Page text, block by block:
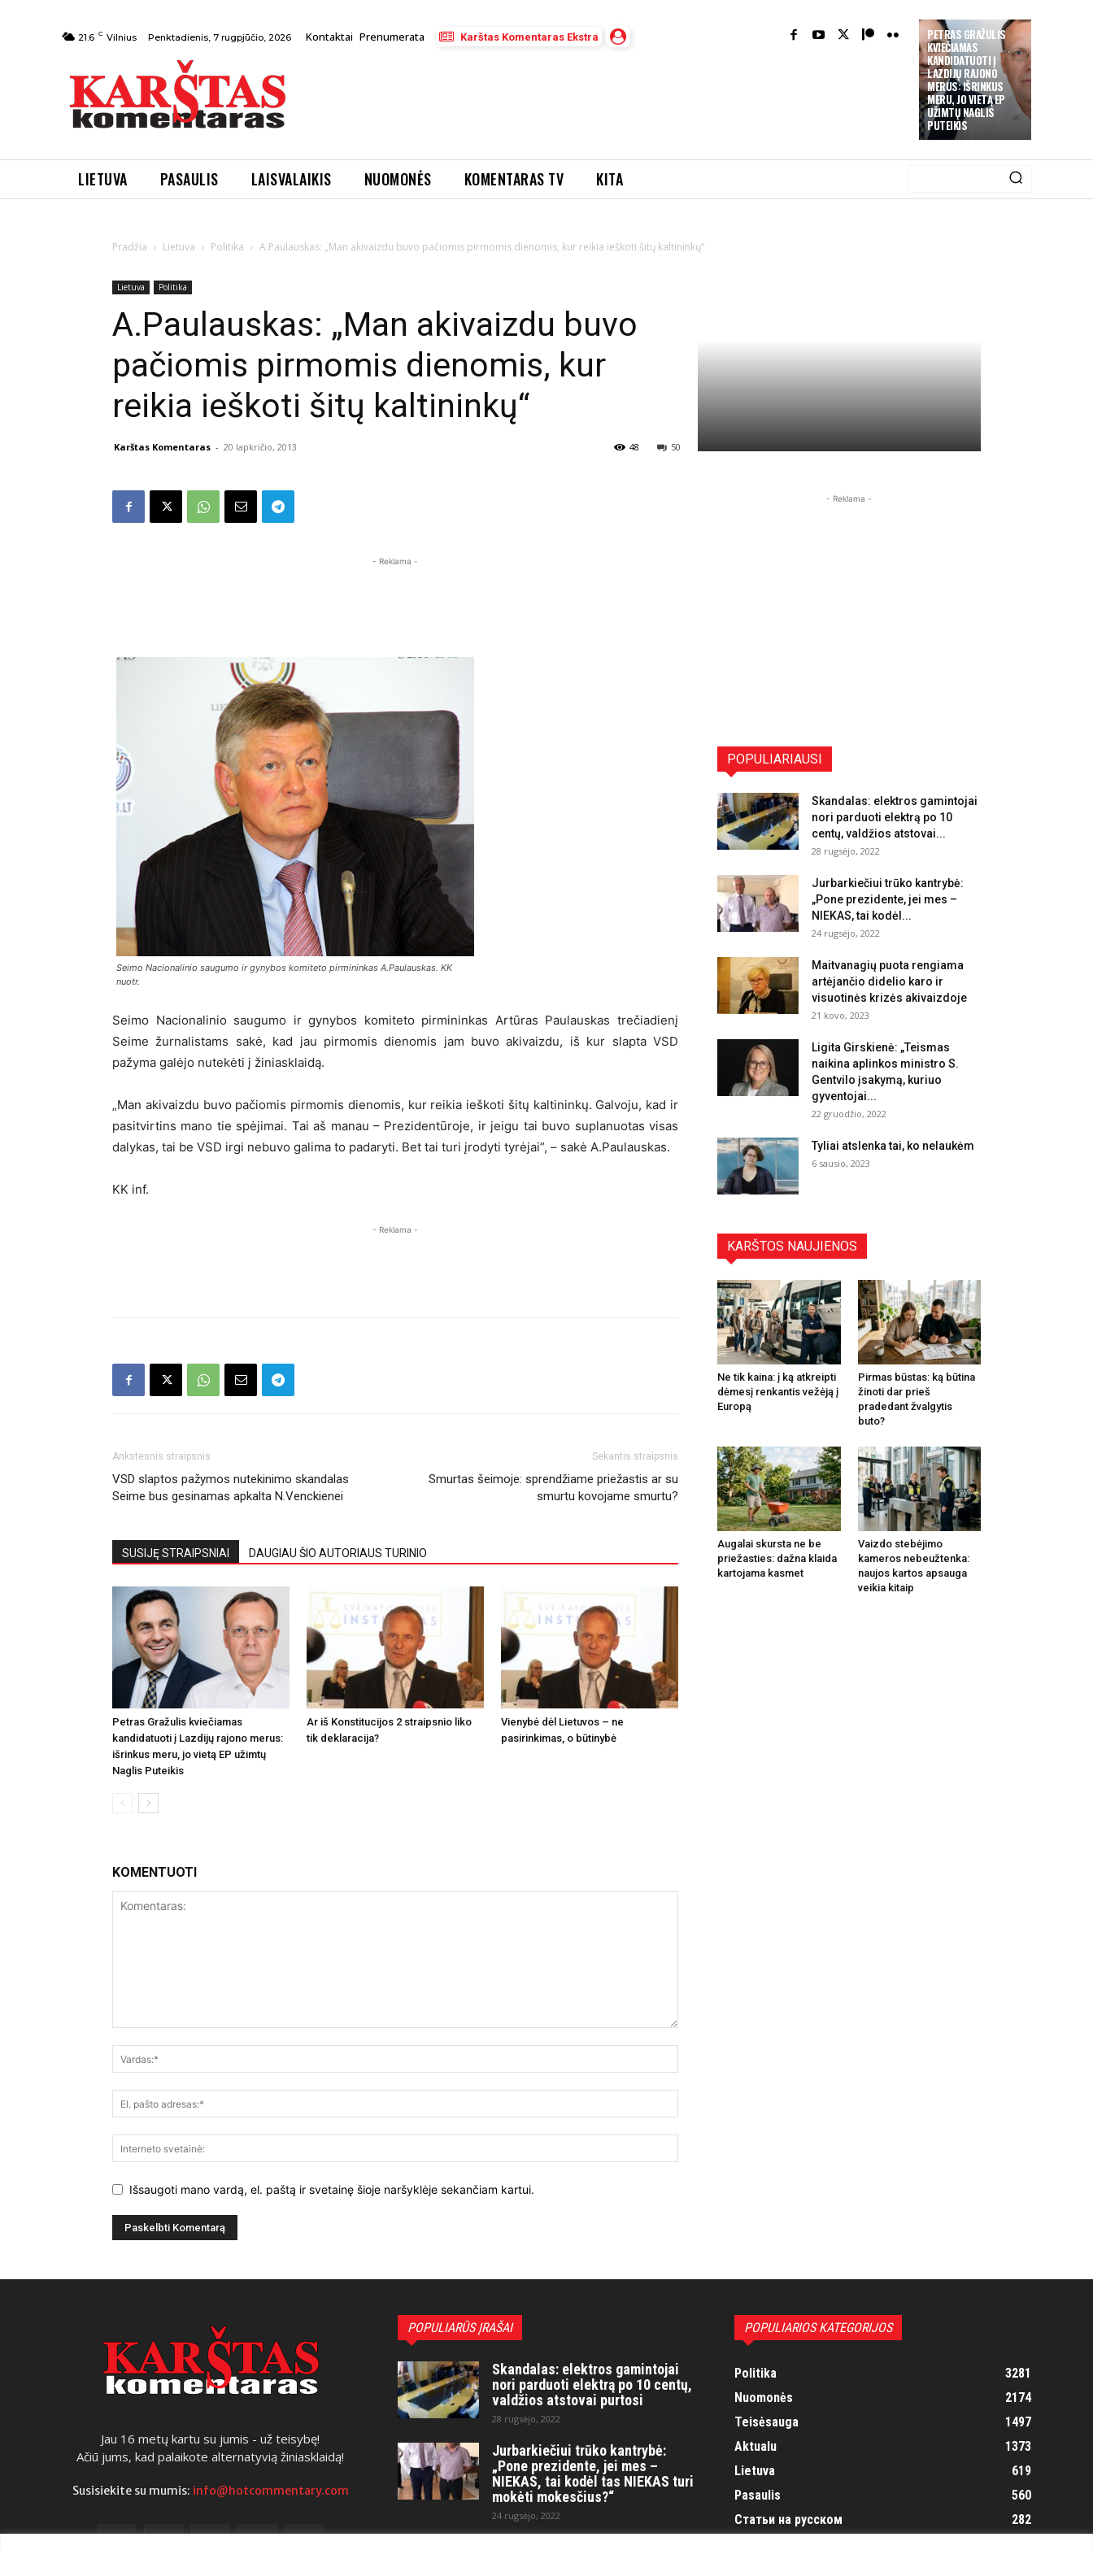
PETRAS GRAŽULIS
KVIEČIAMAS
KANDIDATUOTI Į
LAZDIJŲ RAJONO
MERUS: IŠRINKUS
MERU, JO VIETĄ EP
UŽIMTŲ NAGLIS
PUTEIKIS
21.6 C Vilnius Penktadienis, 7 rugpjūčio, 2026 Kontaktai Prenumerata Karštas Komentaras Ekstra
LIETUVA PASAULIS LAISVALAIKIS NUOMONĖS KOMENTARAS TV KITA
Pradžia Lietuva Politika A.Paulauskas: „Man akivaizdu buvo pačiomis pirmomis dienomis, kur reikia ieškoti šitų kaltininkų“
Lietuva Politika
A.Paulauskas: „Man akivaizdu buvo
pačiomis pirmomis dienomis, kur
reikia ieškoti šitų kaltininkų“
Karštas Komentaras - 20 lapkričio, 2013 50
48
- Reklama -
Seimo Nacionalinio saugumo ir gynybos komiteto pirmininkas A.Paulauskas. KK
nuotr.
Seimo Nacionalinio saugumo ir gynybos komiteto pirmininkas Artūras Paulauskas trečiadienį
Seime žurnalistams sakė, kad jau pirmomis dienomis jam buvo akivaizdu, iš kur slapta VSD
pažyma galėjo nutekėti į žiniasklaidą.
„Man akivaizdu buvo pačiomis pirmomis dienomis, kur reikia ieškoti šitų kaltininkų. Galvoju, kad ir
pasitvirtins mano tie spėjimai. Tai aš manau – Prezidentūroje, ir jeigu tai buvo suplanuotas visas
dalykas, tai be VSD irgi nebuvo galima to padaryti. Bet tai turi įrodyti tyrėjai”, – sakė A.Paulauskas.
KK inf.
- Reklama -
Ankstesnis straipsnis
VSD slaptos pažymos nutekinimo skandalas
Seime bus gesinamas apkalta N.Venckienei
Sekantis straipsnis
Smurtas šeimoje: sprendžiame priežastis ar su
smurtu kovojame smurtu?
SUSIJĘ STRAIPSNIAI DAUGIAU ŠIO AUTORIAUS TURINIO
Petras Gražulis kviečiamas
kandidatuoti į Lazdijų rajono merus:
išrinkus meru, jo vietą EP užimtų
Naglis Puteikis
Ar iš Konstitucijos 2 straipsnio liko
tik deklaracija?
Vienybė dėl Lietuvos – ne
pasirinkimas, o būtinybė
KOMENTUOTI
Išsaugoti mano vardą, el. paštą ir svetainę šioje naršyklėje sekančiam kartui.
- Reklama -
POPULIARIAUSI
Skandalas: elektros gamintojai
nori parduoti elektrą po 10
centų, valdžios atstovai...
28 rugsėjo, 2022
Jurbarkiečiui trūko kantrybė:
„Pone prezidente, jei mes –
NIEKAS, tai kodėl...
24 rugsėjo, 2022
Maitvanagių puota rengiama
artėjančio didelio karo ir
visuotinės krizės akivaizdoje
21 kovo, 2023
Ligita Girskienė: „Teismas
naikina aplinkos ministro S.
Gentvilo įsakymą, kuriuo
gyventojai...
22 gruodžio, 2022
Tyliai atslenka tai, ko nelaukėm
6 sausio, 2023
KARŠTOS NAUJIENOS
Ne tik kaina: į ką atkreipti
dėmesį renkantis vežėją į
Europą
Pirmas būstas: ką būtina
žinoti dar prieš
pradedant žvalgytis
buto?
Augalai skursta ne be
priežasties: dažna klaida
kartojama kasmet
Vaizdo stebėjimo
kameros nebeužtenka:
naujos kartos apsauga
veikia kitaip
Jau 16 metų kartu su jumis - už teisybę!
Ačiū jums, kad palaikote alternatyvią žiniasklaidą!
Susisiekite su mumis: info@hotcommentary.com
POPULIARŪS ĮRAŠAI
Skandalas: elektros gamintojai
nori parduoti elektrą po 10 centų,
valdžios atstovai purtosi
28 rugsėjo, 2022
Jurbarkiečiui trūko kantrybė:
„Pone prezidente, jei mes –
NIEKAS, tai kodėl tas NIEKAS turi
mokėti mokesčius?“
24 rugsėjo, 2022
POPULIARIOS KATEGORIJOS
Politika
3281
Nuomonės
2174
Teisėsauga
1497
Aktualu
1373
Lietuva
619
Pasaulis
560
Статьи на русском
282